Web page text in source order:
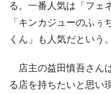
る。一番人気は「フェ
「キンカジューのふぅ
くん」も人気だという。
店主の益田慎吾さん
る店を持ちたいと思い